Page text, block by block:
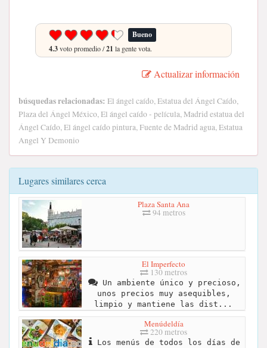
Bueno
4.3voto promedio /21 la gente vota.
Actualizar información
búsquedas relacionadas: El ángel caído, Estatua del Ángel Caído,
Plaza del Ángel México, El ángel caído - película, Madrid estatua del
Ángel Caído, El ángel caído pintura, Fuente de Madrid agua, Estatua
Angel Y Demonio
Lugares similares cerca
Plaza Santa Ana
94 metros
El Imperfecto
130 metros
Un ambiente único y precioso,
unos precios muy asequibles,
limpio y mantiene las dist...
Menúdeldía
220 metros
Los menús de todos los días de